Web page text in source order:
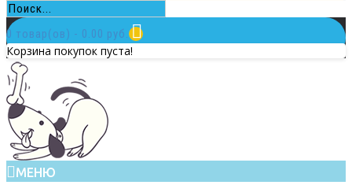
0 товар(ов) - 0.00 руб.
Корзина покупок пуста!
МЕНЮ